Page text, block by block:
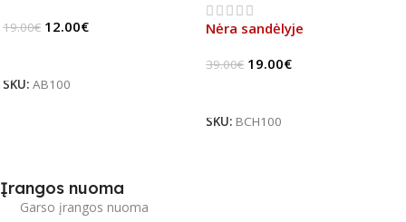
19.00€ 12.00€
SKU: AB100
Nėra sandėlyje
39.00€ 19.00€
SKU: BCH100
Įrangos nuoma
Garso įrangos nuoma